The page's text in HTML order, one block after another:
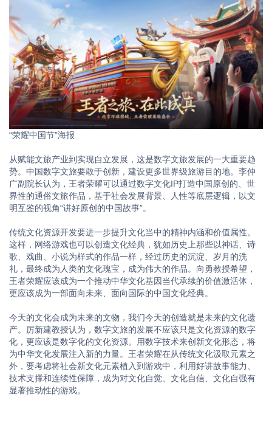
“荣耀中国节”海报
从赋能文旅产业到实现自立发展，这是数字文旅发展的一大重要趋
势。中国数字文旅要敢于创新，建设更多世界级旅游目的地。李仲
广副院长认为，王者荣耀可以通过数字文化IP打造中国原创的、世
界性的通俗文旅作品，基于社会发展背景、人性等底层逻辑，以文
明互鉴的视角“讲好原创的中国故事”。
传统文化资源开发要进一步提升文化当中的精神内涵和价值属性。
这样，网络游戏也可以创造文化经典，犹如历史上那些以神话、诗
歌、戏曲、小说为样式的作品一样，经过历史的沉淀、岁月的洗
礼，最终成为人类的文化瑰宝，成为伟大的作品。向勇教授希望，
王者荣耀应该成为一个推动中华文化基因当代承续的价值激活体，
更应该成为一部面向未来、面向国际的中国文化经典。
今天的文化会成为未来的文物，我们今天的创造就是未来的文化遗
产。厉新建教授认为，数字文旅的发展不应该只是文化资源的数字
化，更应该是数字化的文化资源。用数字技术来创新文化形态，将
为中华文化发展注入新的力量。王者荣耀在从传统文化汲取元素之
外，要考虑将社会新文化元素植入到游戏中，利用好讲故事能力、
技术支撑和连续性保障，成为对文化自觉、文化自信、文化自强有
显著推动性的游戏。